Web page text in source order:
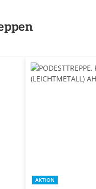
AKTION